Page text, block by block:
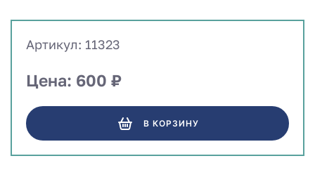
Артикул: 11323
Цена: 600 ₽
В КОРЗИНУ